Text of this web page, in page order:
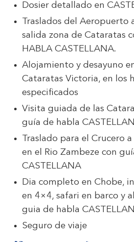
Dosier detallado en
Traslados del Aeropuerto
salida zona de Cataratas
HABLA CASTELLANA.
Alojamiento y desayuno
Cataratas Victoria, en los
especificados
Visita guiada de las
guía de habla
Traslado para el Crucero
en el Rio Zambeze con
CASTELLANA
Dia completo en Chobe,
en 4×4, safari en barco y
guia de habla
Seguro de viaje